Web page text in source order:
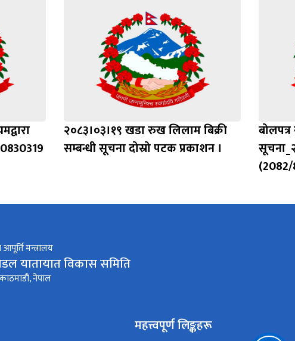
२०८३।०३।१९ खडा रुख लिलाम बिक्री
सम्बन्धी सूचना दोस्रो पटक प्रकाशन ।
मन्त्रालय
यातायात विकास समिति
नेपाल
महत्त्वपूर्ण लिङ्कहरू